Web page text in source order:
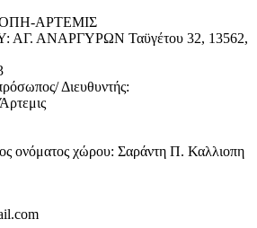
ΑΡΤΕΜΙΣ
ΑΓ. ΑΝΑΡΓΥΡΩΝ Ταϋγέτου 32, 13562,
Διευθυντής:
ονόματος χώρου: Σαράντη Π. Καλλιοπη